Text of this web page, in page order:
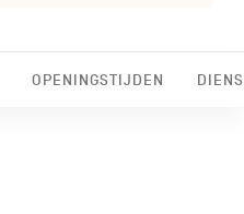
OPENINGSTIJDEN